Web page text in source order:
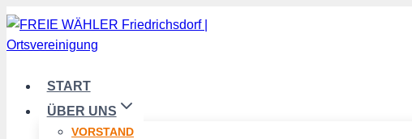
Zum
START
ÜBER UNS
VORSTAND